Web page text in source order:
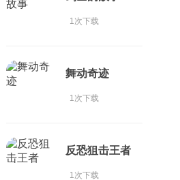
1次下载
舞动奇迹
1次下载
反恐狙击王者
1次下载